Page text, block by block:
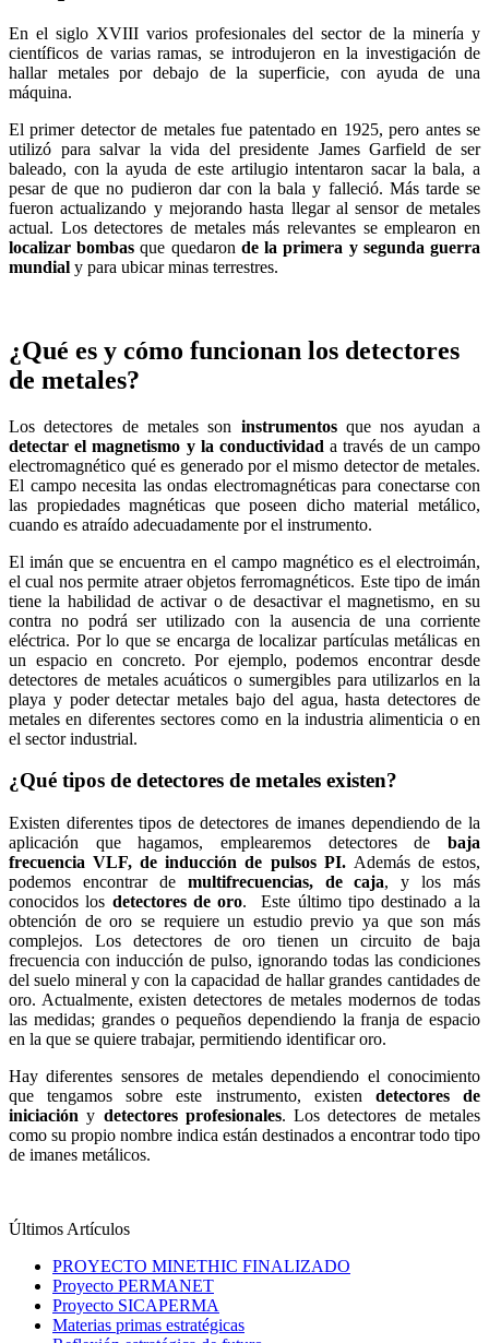
En el siglo XVIII varios profesionales del sector de la minería y
científicos de varias ramas, se introdujeron en la investigación de
hallar metales por debajo de la superficie, con ayuda de una
máquina.
El primer detector de metales fue patentado en 1925, pero antes se
utilizó para salvar la vida del presidente James Garfield de ser
baleado, con la ayuda de este artilugio intentaron sacar la bala, a
pesar de que no pudieron dar con la bala y falleció. Más tarde se
fueron actualizando y mejorando hasta llegar al sensor de metales
actual. Los detectores de metales más relevantes se emplearon en
localizar bombasque quedaron de la primera y segunda guerra
mundial y para ubicar minas terrestres.
¿Qué es y cómo funcionan los detectores
de metales?
Los detectores de metales son instrumentosque nos ayudan a
detectar el magnetismo y la conductividad a través de un campo
electromagnético qué es generado por el mismo detector de metales.
El campo necesita las ondas electromagnéticas para conectarse con
las propiedades magnéticas que poseen dicho material metálico,
cuando es atraído adecuadamente por el instrumento.
El imán que se encuentra en el campo magnético es el electroimán,
el cual nos permite atraer objetos ferromagnéticos. Este tipo de imán
tiene la habilidad de activar o de desactivar el magnetismo, en su
contra no podrá ser utilizado con la ausencia de una corriente
eléctrica. Por lo que se encarga de localizar partículas metálicas en
un espacio en concreto. Por ejemplo, podemos encontrar desde
detectores de metales acuáticos o sumergibles para utilizarlos en la
playa y poder detectar metales bajo del agua, hasta detectores de
metales en diferentes sectores como en la industria alimenticia o en
el sector industrial.
¿Qué tipos de detectores de metales existen?
Existen diferentes tipos de detectores de imanes dependiendo de la
aplicación que hagamos, emplearemos detectores de baja
frecuencia VLF, de inducción de pulsos PI. Además de estos,
podemos encontrar de multifrecuencias, de caja, y los más
conocidos los detectores de oro. Este último tipo destinado a la
obtención de oro se requiere un estudio previo ya que son más
complejos. Los detectores de oro tienen un circuito de baja
frecuencia con inducción de pulso, ignorando todas las condiciones
del suelo mineral y con la capacidad de hallar grandes cantidades de
oro. Actualmente, existen detectores de metales modernos de todas
las medidas; grandes o pequeños dependiendo la franja de espacio
en la que se quiere trabajar, permitiendo identificar oro.
Hay diferentes sensores de metales dependiendo el conocimiento
que tengamos sobre este instrumento, existen detectores de
iniciación y detectores profesionales. Los detectores de metales
como su propio nombre indica están destinados a encontrar todo tipo
de imanes metálicos.
Últimos Artículos
PROYECTO MINETHIC FINALIZADO
Proyecto PERMANET
Proyecto SICAPERMA
Materias primas estratégicas